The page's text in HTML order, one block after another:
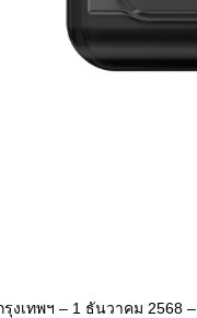
รุงเทพฯ – 1 ธันวาคม 2568 –